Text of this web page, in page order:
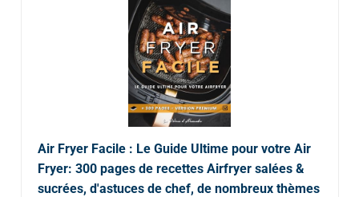
Air Fryer Facile : Le Guide Ultime pour votre Air
Fryer: 300 pages de recettes Airfryer salées &
sucrées, d'astuces de chef, de nombreux thèmes